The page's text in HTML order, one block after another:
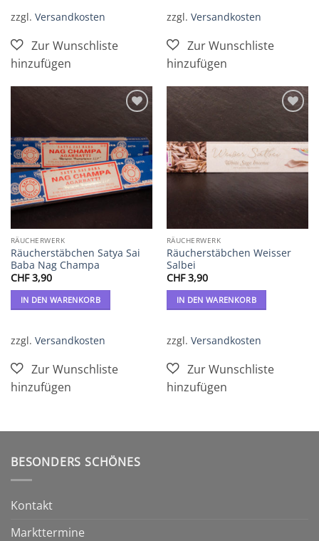
zzgl. Versandkosten zzgl. Versandkosten
hinzufügen
RÄUCHERWERK
Räucherstäbchen Satya Sai
Baba Nag Champa
CHF3,90
IN DEN WARENKORB
zzgl. Versandkosten
hinzufügen
RÄUCHERWERK
Räucherstäbchen Weisser
Salbei
CHF3,90
IN DEN WARENKORB
zzgl. Versandkosten
BESONDERS SCHÖNES
Kontakt
Markttermine